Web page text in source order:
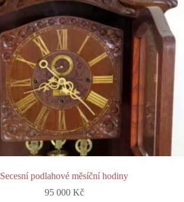
Secesní podlahové měsíční hodiny
95 000 Kč